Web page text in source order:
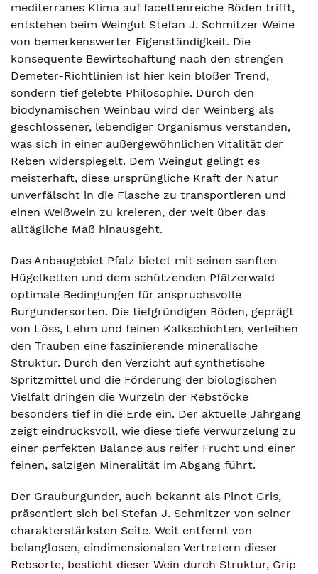
mediterranes Klima auf facettenreiche Böden trifft,
entstehen beim Weingut Stefan J. Schmitzer Weine
von bemerkenswerter Eigenständigkeit. Die
konsequente Bewirtschaftung nach den strengen
Demeter-Richtlinien ist hier kein bloßer Trend,
sondern tief gelebte Philosophie. Durch den
biodynamischen Weinbau wird der Weinberg als
geschlossener, lebendiger Organismus verstanden,
was sich in einer außergewöhnlichen Vitalität der
Reben widerspiegelt. Dem Weingut gelingt es
meisterhaft, diese ursprüngliche Kraft der Natur
unverfälscht in die Flasche zu transportieren und
einen Weißwein zu kreieren, der weit über das
alltägliche Maß hinausgeht.
Das Anbaugebiet Pfalz bietet mit seinen sanften
Hügelketten und dem schützenden Pfälzerwald
optimale Bedingungen für anspruchsvolle
Burgundersorten. Die tiefgründigen Böden, geprägt
von Löss, Lehm und feinen Kalkschichten, verleihen
den Trauben eine faszinierende mineralische
Struktur. Durch den Verzicht auf synthetische
Spritzmittel und die Förderung der biologischen
Vielfalt dringen die Wurzeln der Rebstöcke
besonders tief in die Erde ein. Der aktuelle Jahrgang
zeigt eindrucksvoll, wie diese tiefe Verwurzelung zu
einer perfekten Balance aus reifer Frucht und einer
feinen, salzigen Mineralität im Abgang führt.
Der Grauburgunder, auch bekannt als Pinot Gris,
präsentiert sich bei Stefan J. Schmitzer von seiner
charakterstärksten Seite. Weit entfernt von
belanglosen, eindimensionalen Vertretern dieser
Rebsorte, besticht dieser Wein durch Struktur, Grip